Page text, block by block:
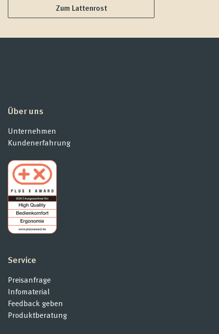
Zum Lattenrost
Über uns
Unternehmen
Kundenerfahrung
Service
Preisanfrage
Infomaterial
Feedback geben
Produktberatung